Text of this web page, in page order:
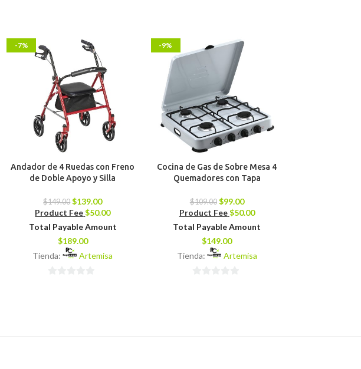
-7%
Andador de 4 Ruedas con Freno
de Doble Apoyo y Silla
$149.00 $139.00
Product Fee$50.00
Total Payable Amount
$189.00
Tienda:
Artemisa
-9%
Cocina de Gas de Sobre Mesa 4
Quemadores con Tapa
$109.00 $99.00
Product Fee$50.00
Total Payable Amount
$149.00
Tienda:
Artemisa